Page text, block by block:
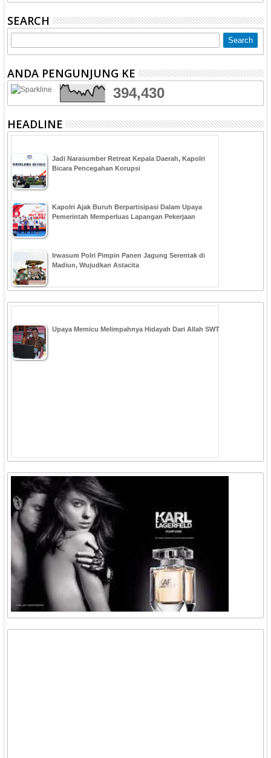
SEARCH
ANDA PENGUNJUNG KE
394,430
HEADLINE
Jadi Narasumber Retreat Kepala Daerah, Kapolri
Bicara Pencegahan Korupsi
Kapolri Ajak Buruh Berpartisipasi Dalam Upaya
Pemerintah Memperluas Lapangan Pekerjaan
Irwasum Polri Pimpin Panen Jagung Serentak di
Madiun, Wujudkan Astacita
Upaya Memicu Melimpahnya Hidayah Dari Allah SWT